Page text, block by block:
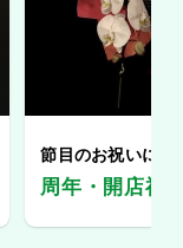
節目のお祝いに、
周年・開店祝